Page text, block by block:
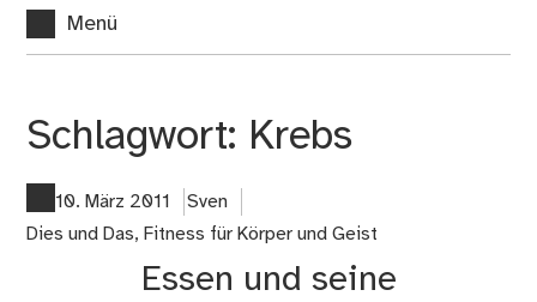
Menü
Schlagwort: Krebs
10. März 2011
Sven
Dies und Das, Fitness für Körper und Geist
Essen und seine